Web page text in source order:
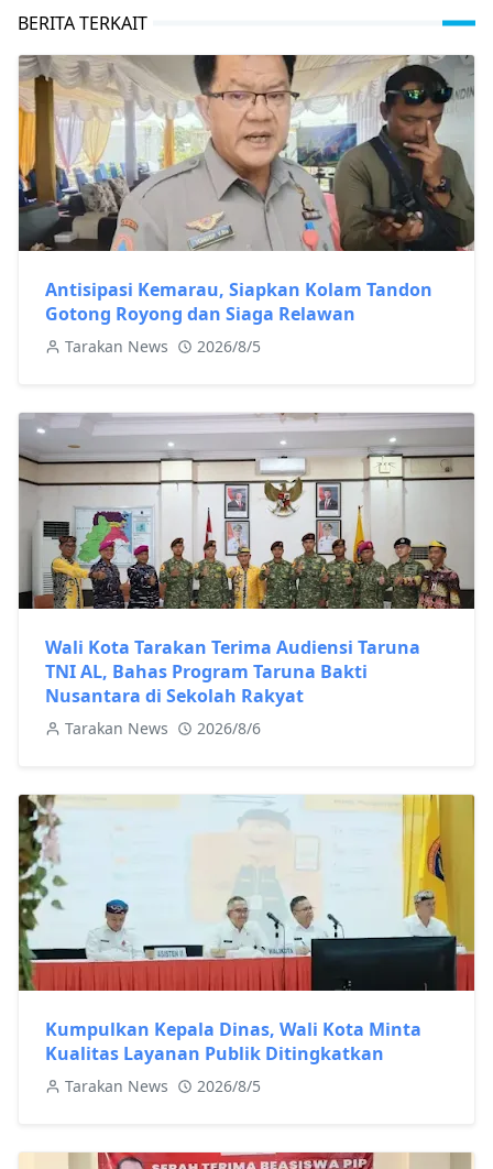
BERITA TERKAIT
Antisipasi Kemarau, Siapkan Kolam Tandon
Gotong Royong dan Siaga Relawan
Tarakan News 2026/8/5
Wali Kota Tarakan Terima Audiensi Taruna
TNI AL, Bahas Program Taruna Bakti
Nusantara di Sekolah Rakyat
Tarakan News 2026/8/6
Kumpulkan Kepala Dinas, Wali Kota Minta
Kualitas Layanan Publik Ditingkatkan
Tarakan News 2026/8/5